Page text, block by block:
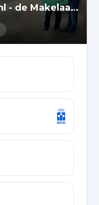
Digimakelaars.nl - de Makelaar van Nederland